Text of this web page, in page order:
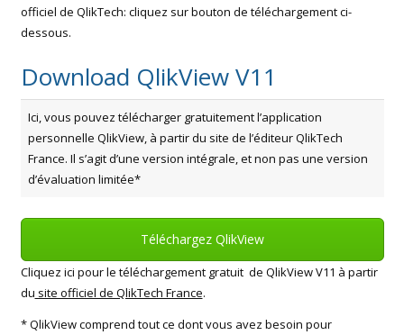
officiel de QlikTech: cliquez sur bouton de téléchargement ci-
dessous.
Download QlikView V11
Ici, vous pouvez télécharger gratuitement l’application
personnelle QlikView, à partir du site de l’éditeur QlikTech
France. Il s’agit d’une version intégrale, et non pas une version
d’évaluation limitée*
Téléchargez QlikView
Cliquez ici pour le téléchargement gratuit de QlikView V11 à partir
du site officiel de QlikTech France.
* QlikView comprend tout ce dont vous avez besoin pour